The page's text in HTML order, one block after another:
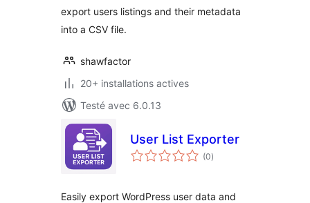
export users listings and their metadata
into a CSV file.
shawfactor
20+ installations actives
Testé avec 6.0.13
User List Exporter
(0notes
en
)
Easily export WordPress user data and